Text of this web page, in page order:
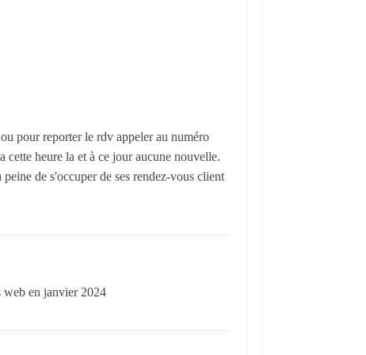
pour reporter le rdv appeler au numéro
cette heure la et à ce jour aucune nouvelle.
de s'occuper de ses rendez-vous client
web en janvier 2024